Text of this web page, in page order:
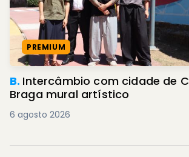
PREMIUM
B. Intercâmbio com cidade de Cali deixa
Braga mural artístico
6 agosto 2026